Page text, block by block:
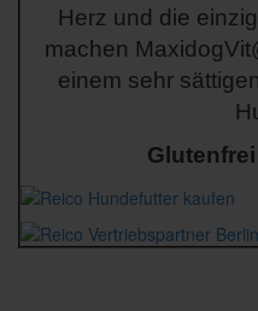
Herz und die
machen
einem sehr